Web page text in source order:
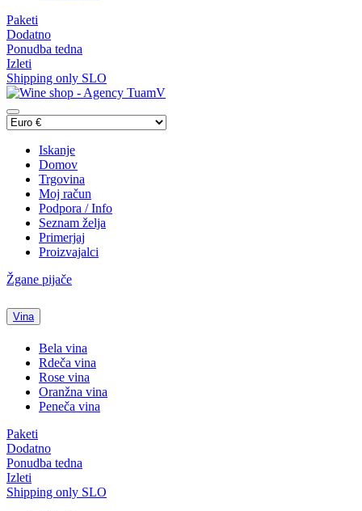
Paketi
Dodatno
Ponudba tedna
Izleti
Shipping only SLO
Iskanje
Domov
Trgovina
Moj račun
Podpora / Info
Seznam želja
Primerjaj
Proizvajalci
Žgane pijače
Vina
Bela vina
Rdeča vina
Rose vina
Oranžna vina
Peneča vina
Paketi
Dodatno
Ponudba tedna
Izleti
Shipping only SLO